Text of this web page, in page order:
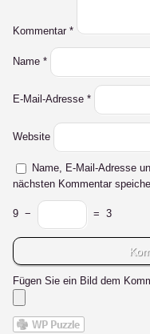
Kommentar *
Name *
E-Mail-Adresse *
Website
Name, E-Mail-Adresse
nächsten Kommentar
9 − = 3
Fügen Sie ein Bild dem